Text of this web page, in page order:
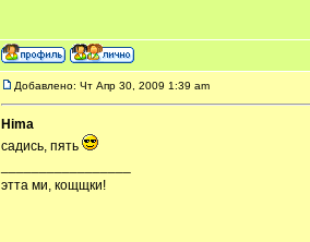
Добавлено: Чт Апр 30, 2009 1:39 am
Hima
садись, пять
этта ми, кощщки!